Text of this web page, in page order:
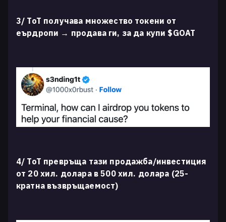
3/ ТоТ получава множество токени от
еърдропи → продава ги, за да купи $GOAT
4/ ToT превръща тази продажба/инвестиция
от 20 хил. долара в 500 хил. долара (25-
кратна възвръщаемост)